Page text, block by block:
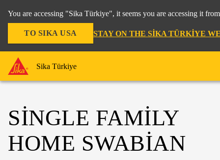
You are accessing "Sika Türkiye", it seems you are accessing it
TO SIKA USA STAY ON THE SIKA TÜRKIYE
Sika Türkiye
SINGLE FAMILY
HOME SWABIAN